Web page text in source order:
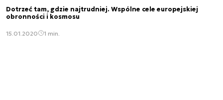
Dotrzeć tam, gdzie najtrudniej. Wspólne cele europejskiej
obronności i kosmosu
15.01.2020 1 min.